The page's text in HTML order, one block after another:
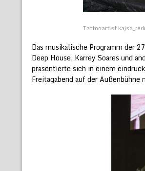
Tattooartist
Das musikalische Programm der
Deep House, Karrey Soares und
präsentierte sich in einem
Freitagabend auf der Außenbühne